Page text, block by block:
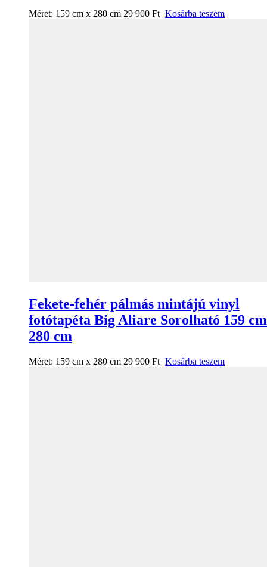
Méret: 159 cm x 280 cm 29 900 Ft Kosárba teszem
Fekete-fehér pálmás mintájú vinyl
fotótapéta Big Aliare Sorolható 159
280 cm
Méret: 159 cm x 280 cm 29 900 Ft Kosárba teszem